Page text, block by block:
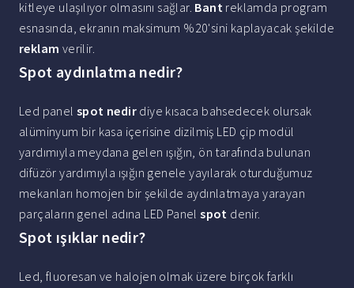
kitleye ulaşılıyor olmasını sağlar. Bant reklamda program
esnasında, ekranın maksimum %20'sini kaplayacak şekilde
reklam verilir.
Spot aydınlatma nedir?
Led panel spot nedir diye kısaca bahsedecek olursak
alüminyum bir kasa içerisine dizilmiş LED çip modül
yardımıyla meydana gelen ışığın, ön tarafında bulunan
difüzör yardımıyla ışığın genele yayılarak oturduğumuz
mekanları homojen bir şekilde aydınlatmaya yarayan
parçaların genel adına LED Panelspot denir.
Spot ışıklar nedir?
Led, fluoresan ve halojen olmak üzere birçok farklı